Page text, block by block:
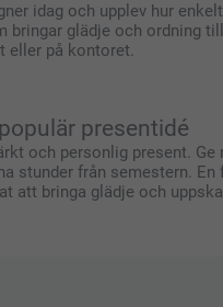
idag och upplev hur
bringar glädje och ordning
eller på kontoret.
presentidé
och personlig present.
stunder från semestern.
att bringa glädje och